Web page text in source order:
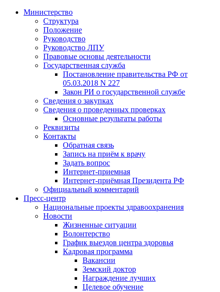
Министерство
Структура
Положение
Руководство
Руководство ЛПУ
Правовые основы деятельности
Государственная служба
Постановление правительства РФ от
05.03.2018 N 227
Закон РИ о государственной службе
Сведения о закупках
Сведения о проведенных проверках
Основные результаты работы
Реквизиты
Контакты
Обратная связь
Запись на приём к врачу
Задать вопрос
Интернет-приемная
Интернет-приёмная Президента РФ
Официальный комментарий
Пресс-центр
Национальные проекты здравоохранения
Новости
Жизненные ситуации
Волонтерство
График выездов центра здоровья
Кадровая программа
Вакансии
Земский доктор
Награждение лучших
Целевое обучение